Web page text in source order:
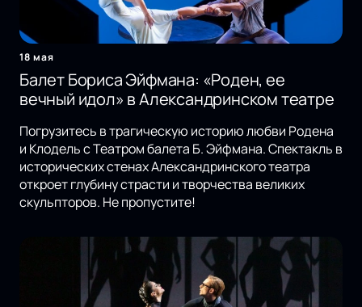
18 мая
Балет Бориса Эйфмана: «Роден, ее
вечный идол» в Александринском театре
Погрузитесь в трагическую историю любви Родена
и Клодель с Театром балета Б. Эйфмана. Спектакль в
исторических стенах Александринского театра
откроет глубину страсти и творчества великих
скульпторов. Не пропустите!